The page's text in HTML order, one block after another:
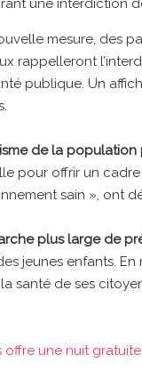
une interdiction
mesure, des
rappelleront
publique. Un
de la
pour offrir un
sain », ont
plus large de
jeunes enfants.
santé de ses
offre une nuit